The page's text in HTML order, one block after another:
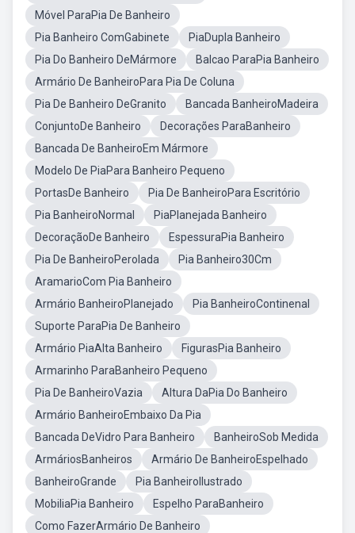
Móvel ParaPia De Banheiro
Pia Banheiro ComGabinete
PiaDupla Banheiro
Pia Do Banheiro DeMármore
Balcao ParaPia Banheiro
Armário De BanheiroPara Pia De Coluna
Pia De Banheiro DeGranito
Bancada BanheiroMadeira
ConjuntoDe Banheiro
Decorações ParaBanheiro
Bancada De BanheiroEm Mármore
Modelo De PiaPara Banheiro Pequeno
PortasDe Banheiro
Pia De BanheiroPara Escritório
Pia BanheiroNormal
PiaPlanejada Banheiro
DecoraçãoDe Banheiro
EspessuraPia Banheiro
Pia De BanheiroPerolada
Pia Banheiro30Cm
AramarioCom Pia Banheiro
Armário BanheiroPlanejado
Pia BanheiroContinenal
Suporte ParaPia De Banheiro
Armário PiaAlta Banheiro
FigurasPia Banheiro
Armarinho ParaBanheiro Pequeno
Pia De BanheiroVazia
Altura DaPia Do Banheiro
Armário BanheiroEmbaixo Da Pia
Bancada DeVidro Para Banheiro
BanheiroSob Medida
ArmáriosBanheiros
Armário De BanheiroEspelhado
BanheiroGrande
Pia BanheiroIlustrado
MobiliaPia Banheiro
Espelho ParaBanheiro
Como FazerArmário De Banheiro